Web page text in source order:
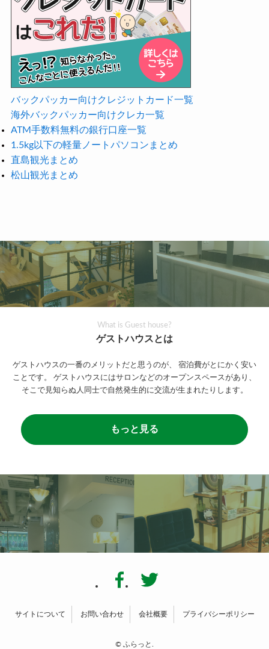
バックパッカー向けクレジットカード一覧
海外バックパッカー向けクレカ一覧
ATM手数料無料の銀行口座一覧
1.5kg以下の軽量ノートパソコンまとめ
直島観光まとめ
松山観光まとめ
What is Guest house?
ゲストハウスとは
ゲストハウスの一番のメリットだと思うのが、
宿泊費がとにかく安い
ことです。
ゲストハウスにはサロンなどのオープンスペースがあり、
そこで見知らぬ人同士で自然発生的に交流が生まれたりします。
もっと見る
サイトについて お問い合わせ 会社概要 プライバシーポリシー
© ふらっと.